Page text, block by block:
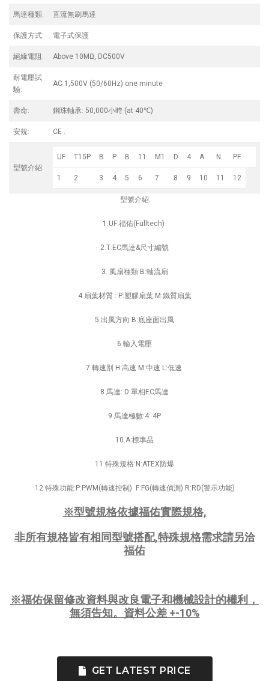
馬達種類: 直流無刷馬達
保護方式: 電子式保護
絕緣電阻: Above 10MΩ, DC500V
耐電壓試
驗:
AC 1,500V (50/60Hz) one minute
壽命: 鋼珠軸承: 50,000小時 (at 40℃)
安規: CE .
型號介紹:
UF T15P B P B 11 M1 D 4 A N PF
1 2 3 4 5 6 7 8 9 10 11 12
型號介紹:
1.UF:福佑(Fulltech)
2.T:EC馬達&尺寸編號
3. 風扇種類:B:軸流扇
4.扇葉材質 : P:塑膠扇葉 M:鐵質扇葉
5.出風方向 B:底座面出風
6.輸入電壓
7.轉速別 H:高速 M:中速 L:低速
8.馬達: D:單相EC馬達
9.馬達極數:4: 4P
10.A:標準品
11.特殊規格:N:ATEX防爆
12.特殊功能:P:PWM(轉速控制) F:FG(轉速偵測) R:RD(警示功能)
※型號規格依據福佑實際規格,
非所有規格皆有相同型號搭配,特殊規格需求請另洽
福佑
※福佑保留修改資料與改良電子和機械設計的權利，
無須告知。資料公差 +-10%
GET LATEST PRICE